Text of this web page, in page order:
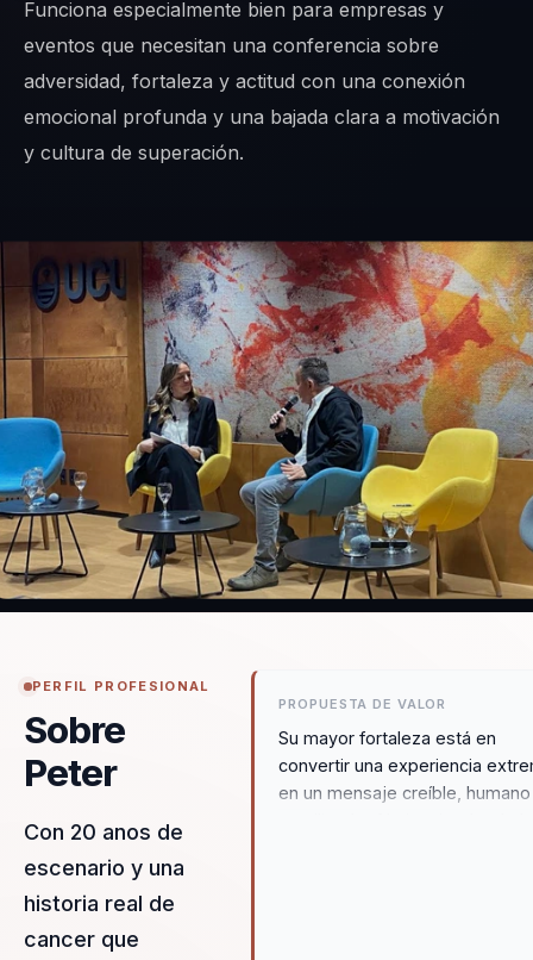
Funciona especialmente bien para empresas y
eventos que necesitan una conferencia sobre
adversidad, fortaleza y actitud con una conexión
emocional profunda y una bajada clara a motivación
y cultura de superación.
PERFIL PROFESIONAL
Sobre
Peter
Con 20 anos de
escenario y una
historia real de
cancer que
PROPUESTA DE VALOR
Su mayor fortaleza está en
convertir una experiencia
en un mensaje creíble,